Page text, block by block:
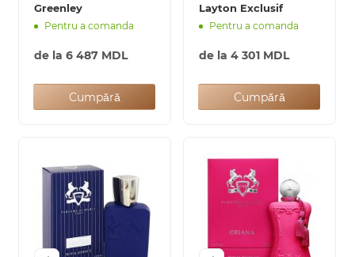
Greenley
Pentru a comanda
de la 6 487 MDL
Cumpără
Layton Exclusif
Pentru a comanda
de la 4 301 MDL
Cumpără